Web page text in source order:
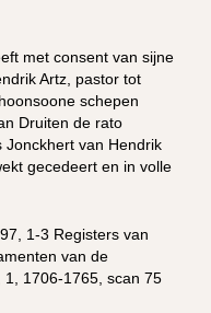
met consent van sijne
Artz, pastor tot
schepen
Druiten de rato
Jonckhert van Hendrik
gecedeert en in volle
1-3 Registers van
van de
1706-1765, scan 75